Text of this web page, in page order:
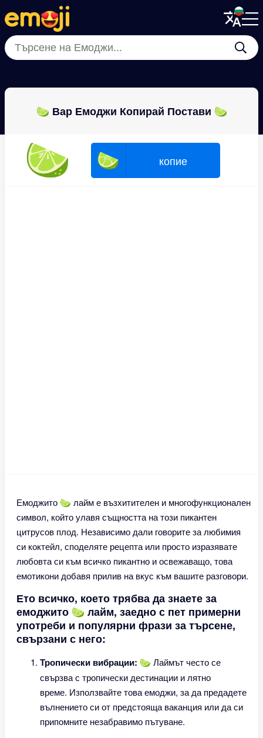
Menu
Close
Menu
Close
🍋‍🟩 Вар Емоджи Копирай Постави 🍋‍🟩
🍋‍🟩 🍋‍🟩 копие
Емоджито 🍋‍🟩 лайм е възхитителен и многофункционален
символ, който улавя същността на този пикантен
цитрусов плод. Независимо дали говорите за любимия
си коктейл, споделяте рецепта или просто изразявате
любовта си към всичко пикантно и освежаващо, това
емотикони добавя прилив на вкус към вашите разговори.
Ето всичко, което трябва да знаете за
емоджито 🍋‍🟩 лайм, заедно с пет примерни
употреби и популярни фрази за търсене,
свързани с него:
Тропически вибрации: 🍋‍🟩 Лаймът често се
свързва с тропически дестинации и лятно
време. Използвайте това емоджи, за да предадете
вълнението си от предстояща ваканция или да си
припомните незабравимо пътуване.